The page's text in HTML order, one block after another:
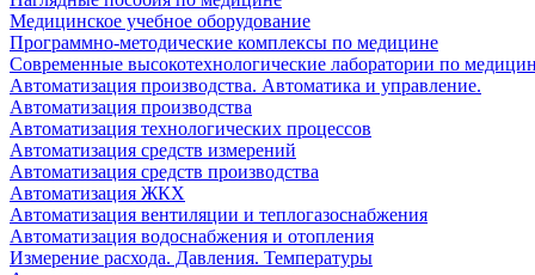
Медицинское учебное оборудование
Программно-методические комплексы по медицине
Современные высокотехнологические лаборатории по
Автоматизация производства. Автоматика и управление.
Автоматизация производства
Автоматизация технологических процессов
Автоматизация средств измерений
Автоматизация средств производства
Автоматизация ЖКХ
Автоматизация вентиляции и теплогазоснабжения
Автоматизация водоснабжения и отопления
Измерение расхода. Давления. Температуры